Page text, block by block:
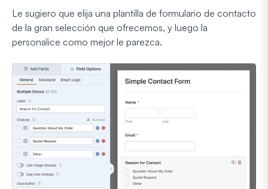
Le sugiero que elija una plantilla de formulario de contacto
de la gran selección que ofrecemos, y luego la
personalice como mejor le parezca.